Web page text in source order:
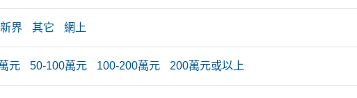
界 其它 網上
元 50-100萬元 100-200萬元 200萬元或以上